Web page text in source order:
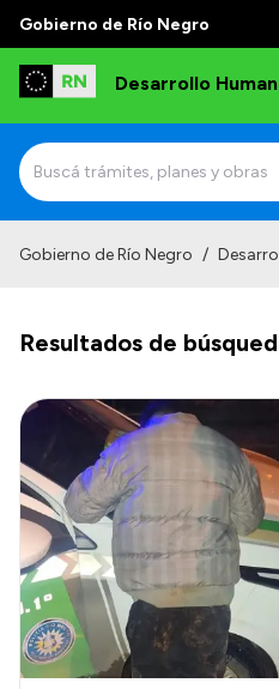
Gobierno de Río Negro
Desarrollo
Misión
Autoridades
Delegaciones
Normativa
Transparencia
Presupuesto
Boletín Oficial
Gobierno de Río Negro /
Resultados de